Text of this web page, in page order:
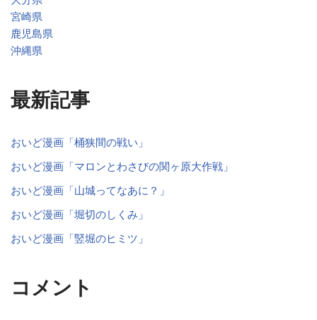
宮崎県
鹿児島県
沖縄県
最新記事
おいど漫画「桶狭間の戦い」
おいど漫画「マロンとわさびの関ヶ原大作戦」
おいど漫画「山城ってなあに？」
おいど漫画「堀切のしくみ」
おいど漫画「竪堀のヒミツ」
コメント